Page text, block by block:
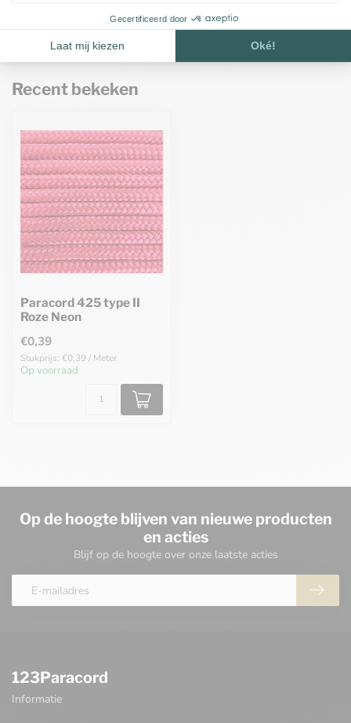
Recent bekeken
Paracord 425 type II
Roze Neon
€0,39
Stukprijs: €0,39 / Meter
Op voorraad
Op de hoogte blijven van nieuwe producten
en acties
Blijf op de hoogte over onze laatste acties
123Paracord
Informatie